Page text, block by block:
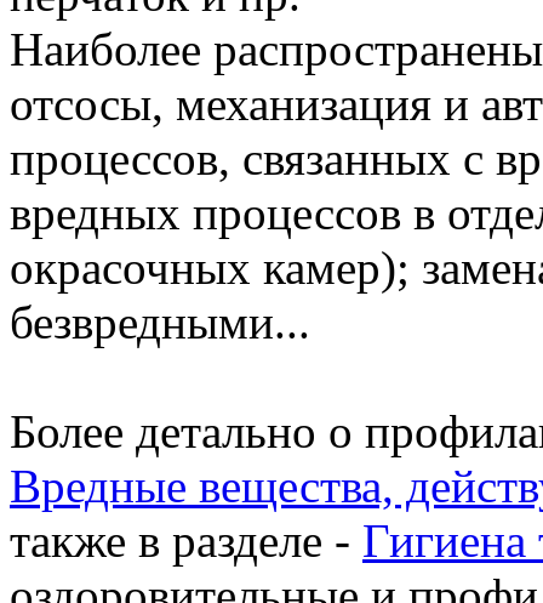
Наиболее
отсосы, механизация и
процессов, связанных с
вредных процессов в
окрасочных камер);
безвредными...
Более детально о
Вредные вещества,
также в разделе - Гигиена